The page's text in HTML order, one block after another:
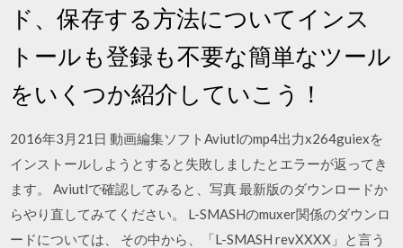
ド、保存する方法についてインス
トールも登録も不要な簡単なツール
をいくつか紹介していこう！
2016年3月21日 動画編集ソフトAviutlのmp4出力x264guiexを
インストールしようとすると失敗しましたとエラーが返ってき
ます。 Aviutlで確認してみると、写真 最新版のダウンロードか
らやり直してみてください。 L-SMASHのmuxer関係のダウンロ
ードについては、 その中から、「L-SMASH revXXXX」と言う